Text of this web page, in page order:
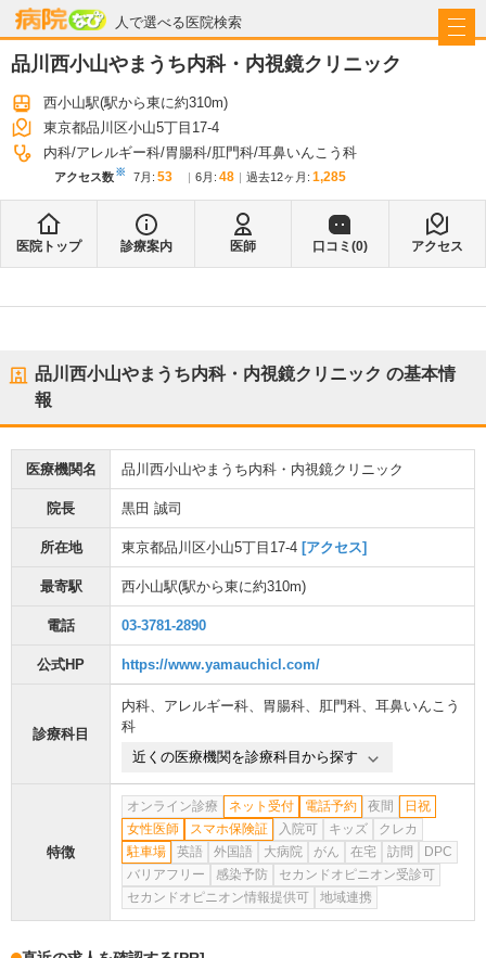
人で選べる医院検索
病院なび
品川西小山やまうち内科・内視鏡クリニック
西小山駅(駅から東に約310m)
東京都品川区小山5丁目17-4
内科 アレルギー科 胃腸科 肛門科 耳鼻いんこう科
アクセス数※ 7月 : 53 6月 : 48 過去12ヶ月: 1,285
医院トップ 診療案内 医師 口コミ(0) アクセス
品川西小山やまうち内科・内視鏡クリニック の基本情
報
医療機関名 品川西小山やまうち内科・内視鏡クリニック
院長 黒田 誠司
所在地 東京都品川区小山5丁目17-4 [アクセス]
最寄駅 西小山駅(駅から東に約310m)
電話 03-3781-2890
公式HP https://www.yamauchicl.com/
診療科目
内科、 アレルギー科、 胃腸科、 肛門科、 耳鼻いんこう
科
近くの医療機関を診療科目から探す
特徴
オンライン診療 ネット受付 電話予約 夜間
日祝
女性医師
スマホ保険証 入院可 キッズ
クレカ
駐車場
英語 外国語 大病院 がん 在宅 訪問
DPC
バリアフリー
感染予防
セカンドオピニオン受診可
セカンドオピニオン情報提供可
地域連携